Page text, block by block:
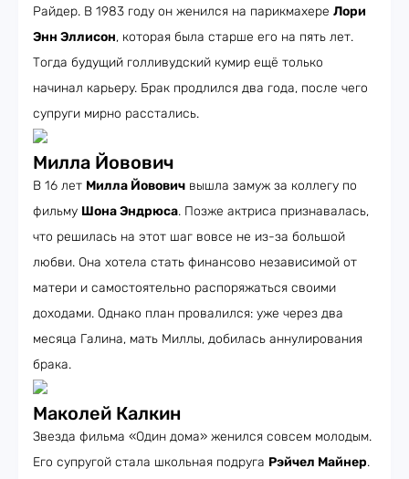
Райдер. В 1983 году он женился на парикмахере Лори
Энн Эллисон, которая была старше его на пять лет.
Тогда будущий голливудский кумир ещё только
начинал карьеру. Брак продлился два года, после чего
супруги мирно расстались.
Милла Йовович
В 16 лет Милла Йовович вышла замуж за коллегу по
фильму Шона Эндрюса. Позже актриса признавалась,
что решилась на этот шаг вовсе не из-за большой
любви. Она хотела стать финансово независимой от
матери и самостоятельно распоряжаться своими
доходами. Однако план провалился: уже через два
месяца Галина, мать Миллы, добилась аннулирования
брака.
Маколей Калкин
Звезда фильма «Один дома» женился совсем молодым.
Его супругой стала школьная подруга Рэйчел Майнер.